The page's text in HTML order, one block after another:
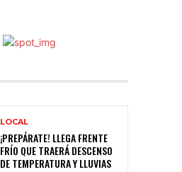
LOCAL
¡PREPÁRATE! LLEGA FRENTE
FRÍO QUE TRAERÁ DESCENSO
DE TEMPERATURA Y LLUVIAS